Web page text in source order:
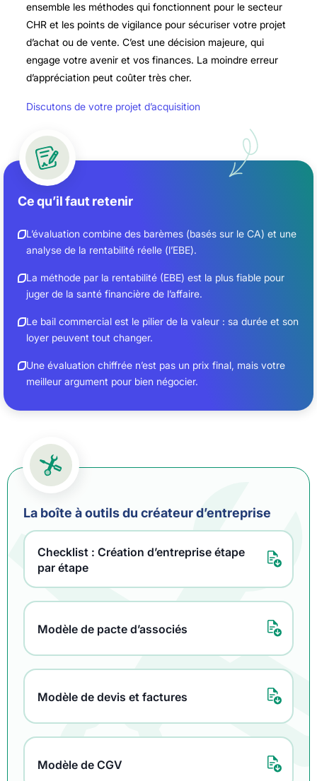
ensemble les méthodes qui fonctionnent pour le secteur
CHR et les points de vigilance pour sécuriser votre projet
d’achat ou de vente. C’est une décision majeure, qui
engage votre avenir et vos finances. La moindre erreur
d’appréciation peut coûter très cher.
Discutons de votre projet d’acquisition
Ce qu’il faut retenir
L’évaluation combine des barèmes (basés sur le CA) et une
analyse de la rentabilité réelle (l’EBE).
La méthode par la rentabilité (EBE) est la plus fiable pour
juger de la santé financière de l’affaire.
Le bail commercial est le pilier de la valeur : sa durée et son
loyer peuvent tout changer.
Une évaluation chiffrée n’est pas un prix final, mais votre
meilleur argument pour bien négocier.
La boîte à outils du créateur d’entreprise
Checklist : Création d’entreprise étape
par étape
Modèle de pacte d’associés
Modèle de devis et factures
Modèle de CGV